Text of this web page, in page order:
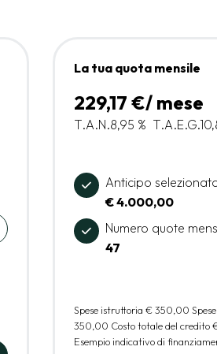
La tua quota mensile
229,17 €/ mese
T.A.N.8,95 % T.A.E.G.
Anticipo
€ 4.000,00
Numero quote
47
Spese istruttoria € 350,00
350,00 Costo totale del credito
Esempio indicativo di